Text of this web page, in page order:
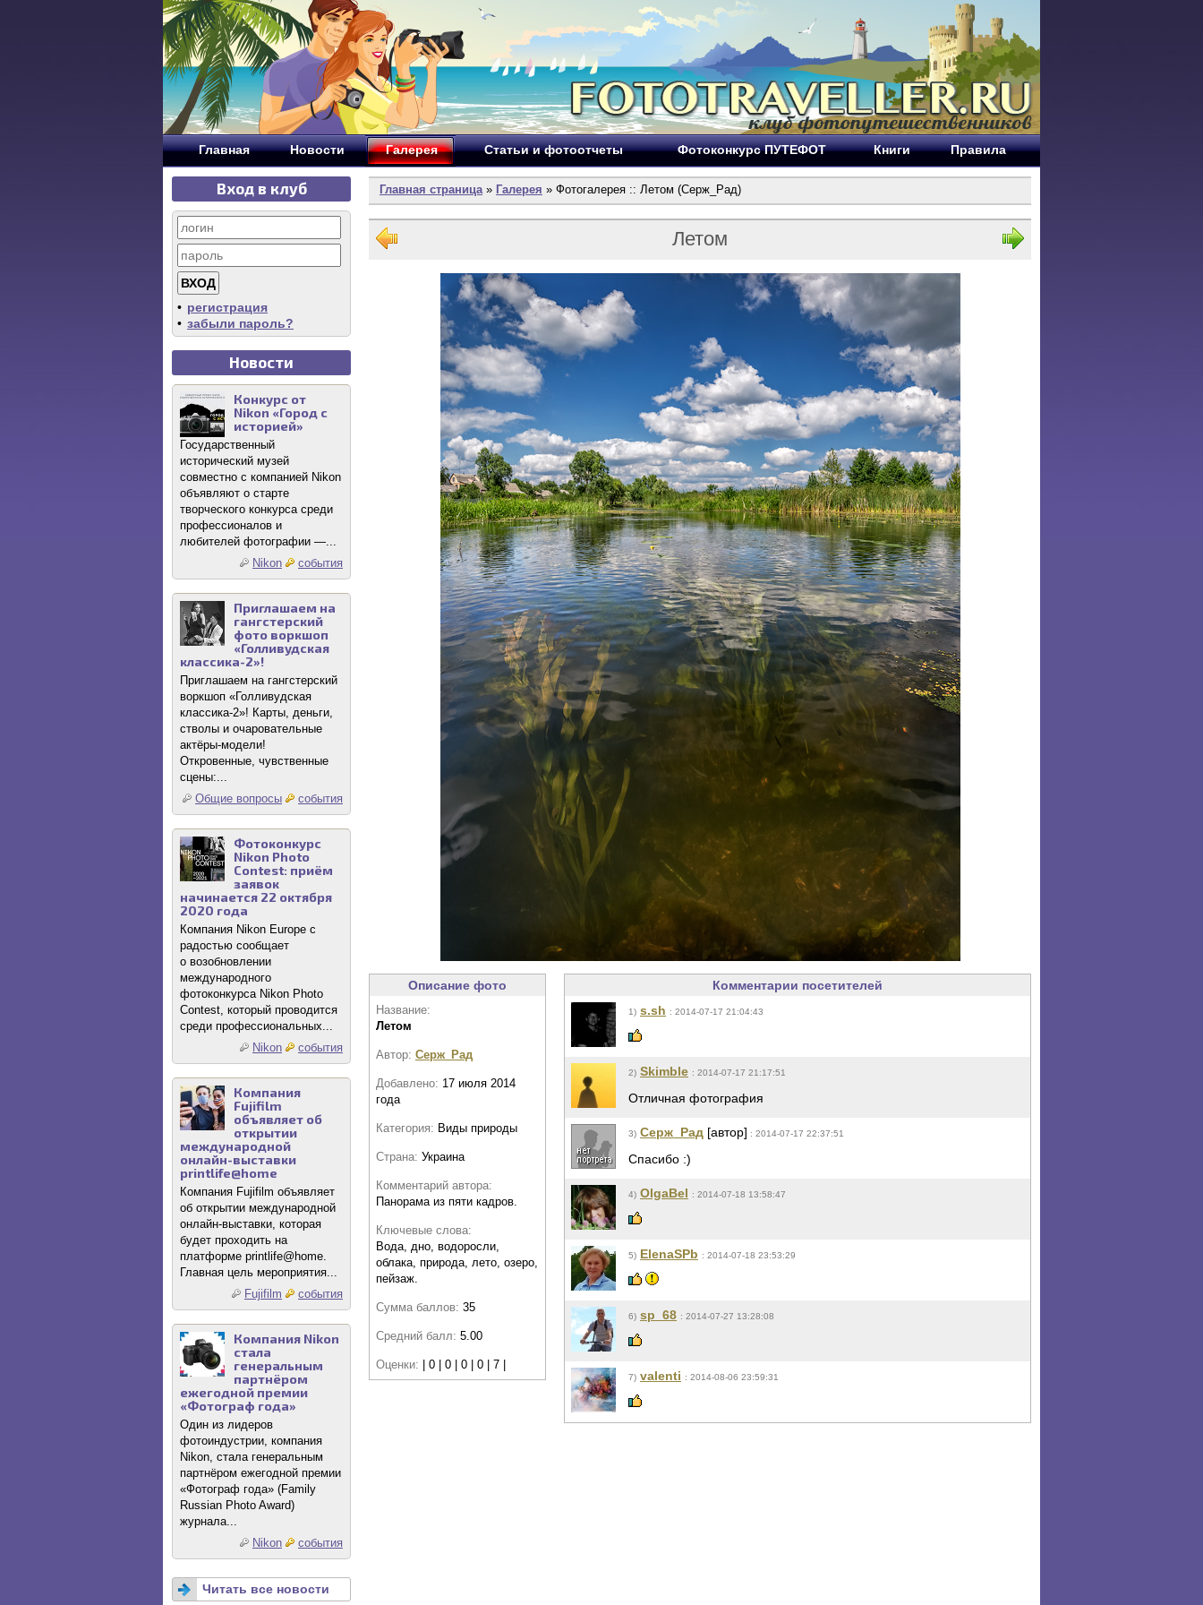
Главная Новости Галерея Статьи и фотоотчеты Фотоконкурс ПУТЕФОТ Книги Правила
Вход в клуб
• регистрация
• забыли пароль?
Новости
Конкурс от
Nikon «Город с
историей»
Государственный
исторический музей
совместно с компанией Nikon
объявляют о старте
творческого конкурса среди
профессионалов и
любителей фотографии —...
Nikon
события
Приглашаем на
гангстерский
фото воркшоп
«Голливудская
классика-2»!
Приглашаем на гангстерский
воркшоп «Голливудская
классика-2»! Карты, деньги,
стволы и очаровательные
актёры-модели!
Откровенные, чувственные
сцены:...
Общие вопросы
события
Фотоконкурс
Nikon Photo
Contest: приём
заявок
начинается 22 октября
2020 года
Компания Nikon Europe с
радостью сообщает
о возобновлении
международного
фотоконкурса Nikon Photo
Contest, который проводится
среди профессиональных...
Nikon
события
Компания
Fujifilm
объявляет об
открытии
международной
онлайн-выставки
printlife@home
Компания Fujifilm объявляет
об открытии международной
онлайн-выставки, которая
будет проходить на
платформе printlife@home.
Главная цель мероприятия...
Fujifilm
события
Компания Nikon
стала
генеральным
партнёром
ежегодной премии
«Фотограф года»
Один из лидеров
фотоиндустрии, компания
Nikon, стала генеральным
партнёром ежегодной премии
«Фотограф года» (Family
Russian Photo Award)
журнала...
Nikon
события
Читать все новости
Главная страница» Галерея » Фотогалерея :: Летом (Серж_Рад)
Летом
Описание фото
Название:
Летом
Автор: Серж_Рад
Добавлено: 17 июля 2014
года
Категория: Виды природы
Страна: Украина
Комментарий автора:
Панорама из пяти кадров.
Ключевые слова:
Вода, дно, водоросли,
облака, природа, лето, озеро,
пейзаж.
Сумма баллов: 35
Средний балл: 5.00
Оценки: | 0 | 0 | 0 | 0 | 7 |
Комментарии посетителей
1) s.sh : 2014-07-17 21:04:43
2) Skimble : 2014-07-17 21:17:51
Отличная фотография
3) Серж_Рад [автор] : 2014-07-17 22:37:51
Спасибо :)
4) OlgaBel : 2014-07-18 13:58:47
5) ElenaSPb : 2014-07-18 23:53:29
6) sp_68 : 2014-07-27 13:28:08
7) valenti : 2014-08-06 23:59:31